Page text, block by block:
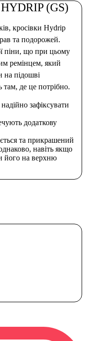
HYDRIP (GS)
кросівки Hydrip
та подорожей.
піни, що при цьому
ремінцем, який
на підошві
там, де це потрібно.
зафіксувати
додаткову
та прикрашений
навіть якщо
його на верхню